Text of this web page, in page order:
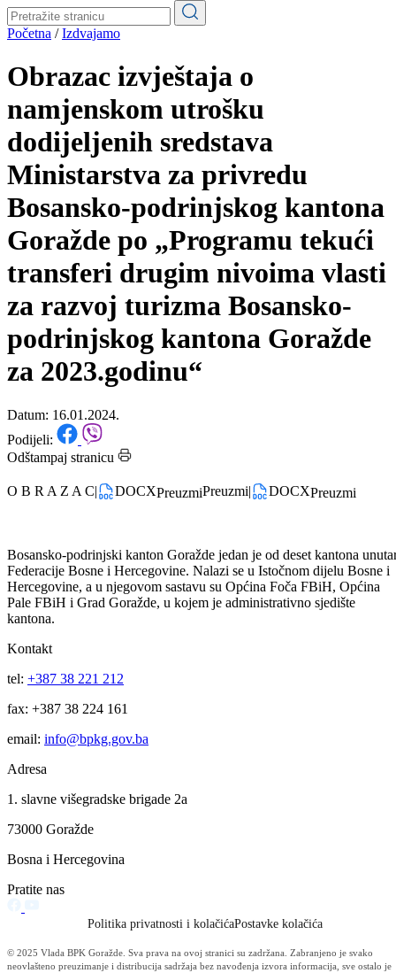
Pale-Prača
Kontakt
Početna /Izdvajamo
Obrazac izvještaja o
namjenskom utrošku
dodijeljenih sredstava
Ministarstva za privredu
Bosansko-podrinjskog kantona
Goražde po „Programu tekući
transferi drugim nivoima vlasti
za razvoj turizma Bosansko-
podrinjskog kantona Goražde
za 2023.godinu“
Datum: 16.01.2024.
Podijeli: